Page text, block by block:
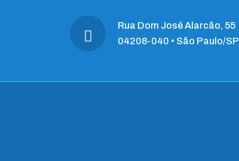
Rua Dom José Alarcão, 55
04208-040 • São Paulo/SP